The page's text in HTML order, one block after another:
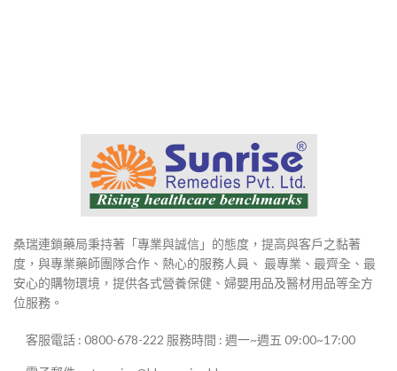
桑瑞連鎖藥局秉持著「專業與誠信」的態度，提高與客戶之黏著
度，與專業藥師團隊合作、熱心的服務人員、 最專業、最齊全、最
安心的購物環境，提供各式營養保健、婦嬰用品及醫材用品等全方
位服務。
客服電話 : 0800-678-222 服務時間 : 週一~週五 09:00~17:00